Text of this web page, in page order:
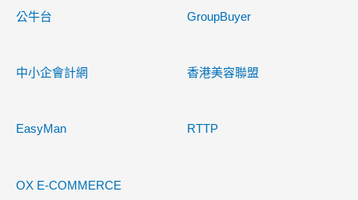
公牛台 GroupBuyer
中小企會計網 香港美容聯盟
EasyMan RTTP
OX E-COMMERCE